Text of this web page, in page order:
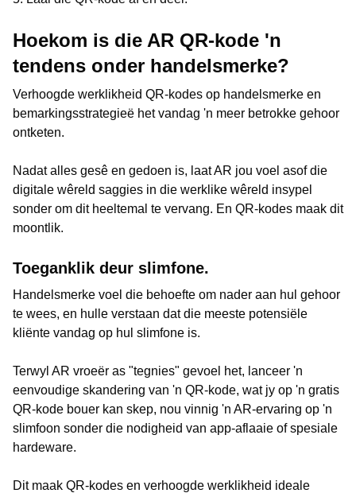
Hoekom is die AR QR-kode 'n
tendens onder handelsmerke?
Verhoogde werklikheid QR-kodes op handelsmerke en
bemarkingsstrategieë het vandag 'n meer betrokke gehoor
ontketen.
Nadat alles gesê en gedoen is, laat AR jou voel asof die
digitale wêreld saggies in die werklike wêreld insypel
sonder om dit heeltemal te vervang. En QR-kodes maak dit
moontlik.
Toeganklik deur slimfone.
Handelsmerke voel die behoefte om nader aan hul gehoor
te wees, en hulle verstaan dat die meeste potensiële
kliënte vandag op hul slimfone is.
Terwyl AR vroeër as "tegnies" gevoel het, lanceer 'n
eenvoudige skandering van 'n QR-kode, wat jy op 'n gratis
QR-kode bouer kan skep, nou vinnig 'n AR-ervaring op 'n
slimfoon sonder die nodigheid van app-aflaaie of spesiale
hardeware.
Dit maak QR-kodes en verhoogde werklikheid ideale